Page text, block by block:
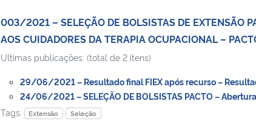
003/2021 – SELEÇÃO DE BOLSISTAS DE EXTENSÃO
AOS CUIDADORES DA TERAPIA OCUPACIONAL –
Ultimas publicações: (total de 2 itens)
29/06/2021 – Resultado final FIEX após recurso –
24/06/2021 – SELEÇÃO DE BOLSISTAS PACTO –
Tags:
Extensão Seleção